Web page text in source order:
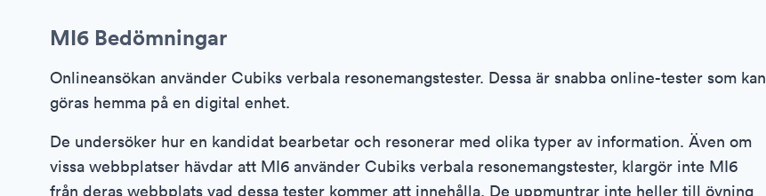
MI6 Bedömningar
Onlineansökan använder Cubiks verbala resonemangstester. Dessa är snabba online-tester som kan
göras hemma på en digital enhet.
De undersöker hur en kandidat bearbetar och resonerar med olika typer av information. Även om
vissa webbplatser hävdar att MI6 använder Cubiks verbala resonemangstester, klargör inte MI6
från deras webbplats vad dessa tester kommer att innehålla. De uppmuntrar inte heller till övning